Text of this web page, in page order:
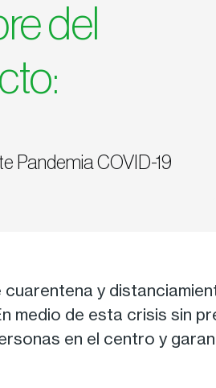
del
Pandemia COVID-19
cuarentena y
medio de esta crisis sin
en el centro y